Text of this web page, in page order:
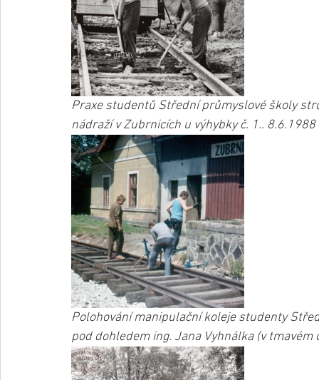
Praxe studentů Střední průmyslové školy
nádraží v Zubrnicích u výhybky č. 1.. 8.6.1988
Polohování manipulační koleje studenty
pod dohledem ing. Jana Vyhnálka (v